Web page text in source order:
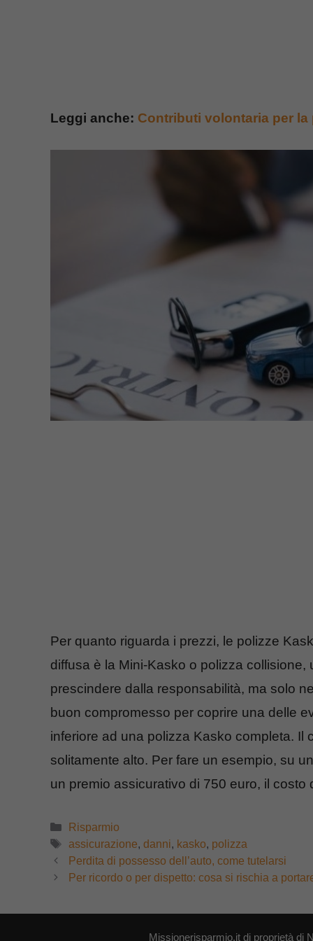
Leggi anche: Contributi volontaria per
Per quanto riguarda i prezzi, le polizze
diffusa è la Mini-Kasko o polizza
prescindere dalla responsabilità, ma solo
buon compromesso per coprire una delle
inferiore ad una polizza Kasko completa. Il
solitamente alto. Per fare un esempio, su
un premio assicurativo di 750 euro, il
Categorie
Risparmio
Tag
assicurazione, danni, kasko, polizza
Perdita di possesso dell’auto, come tutelarsi
Per ricordo o per dispetto: cosa si rischia a
Missionerisparmio.it di proprietà di